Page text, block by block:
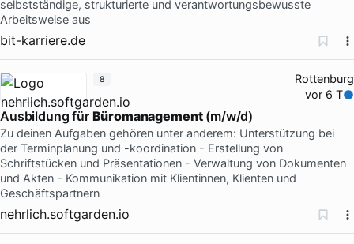
selbstständige, strukturierte und verantwortungsbewusste
Arbeitsweise aus
bit-karriere.de
Rottenburg
vor 6 T
Ausbildung für Büromanagement(m/w/d)
Zu deinen Aufgaben gehören unter anderem: Unterstützung bei
der Terminplanung und -koordination - Erstellung von
Schriftstücken und Präsentationen - Verwaltung von Dokumenten
und Akten - Kommunikation mit Klientinnen, Klienten und
Geschäftspartnern
nehrlich.softgarden.io
8